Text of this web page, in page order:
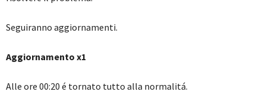
Seguiranno aggiornamenti.
Aggiornamento x1
Alle ore 00:20 é tornato tutto alla normalitá.